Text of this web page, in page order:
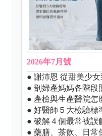
2026年7月號
● 謝沛恩 從甜美少
● 剖婦產媽媽各階段
● 產檢與生產醫院怎
● 好醫師５大檢驗標
● 破解４個最常被誤
● 藥膳、茶飲、日常